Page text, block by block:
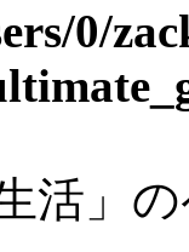
0/
活」